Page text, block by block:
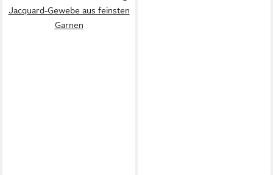
Jacquard-Gewebe aus feinsten
Garnen